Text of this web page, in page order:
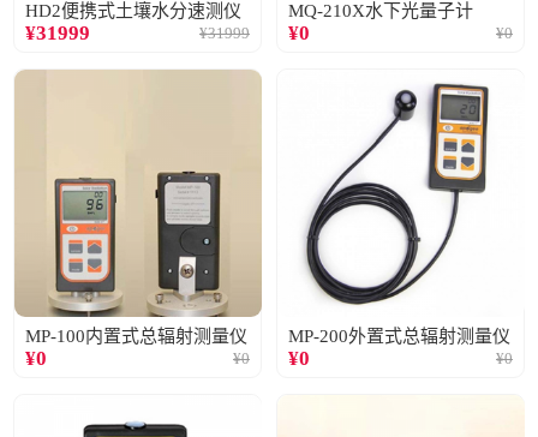
HD2便携式土壤水分速测仪
¥31999 ¥31999
MQ-210X水下光量子计
¥0 ¥0
MP-100内置式总辐射测量仪
¥0 ¥0
MP-200外置式总辐射测量仪
¥0 ¥0